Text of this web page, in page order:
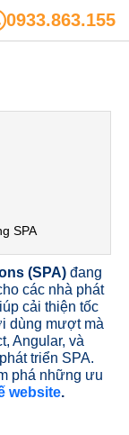
0933.863.155
Page
SPA
(SPA) đang
các nhà phát
cải thiện tốc
dùng mượt mà
Angular, và
triển SPA.
phá những ưu
website.